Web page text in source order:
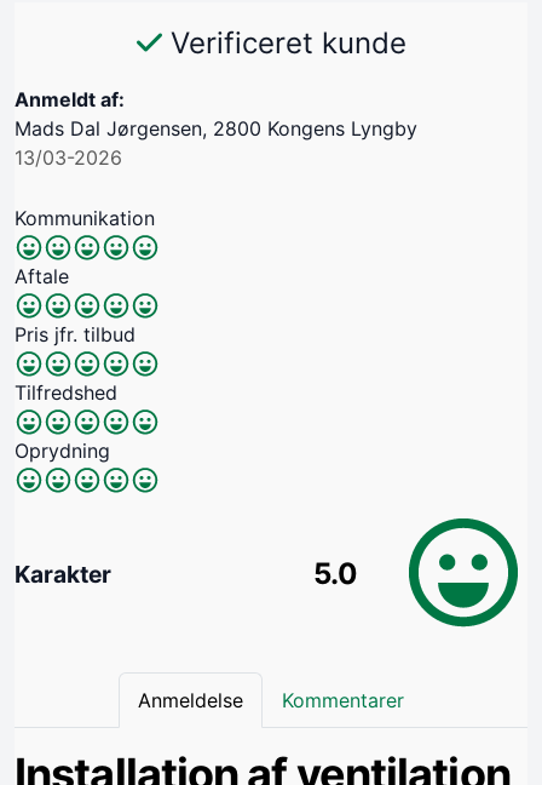
Verificeret kunde
Anmeldt af:
Mads Dal Jørgensen, 2800 Kongens Lyngby
13/03-2026
Kommunikation
Aftale
Pris jfr. tilbud
Tilfredshed
Oprydning
Karakter 5.0
Anmeldelse Kommentarer